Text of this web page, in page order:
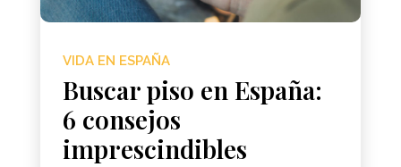
VIDA EN ESPAÑA
Buscar piso en España:
6 consejos
imprescindibles